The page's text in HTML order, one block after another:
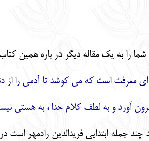
شما را به یک مقاله دیگر در باره همین
معرفت است که می کوشد تا آدمی را از
آورد و به لطف کلام حدا ، به هستی
چند جمله ابتدایی فریدالدین رادمهر